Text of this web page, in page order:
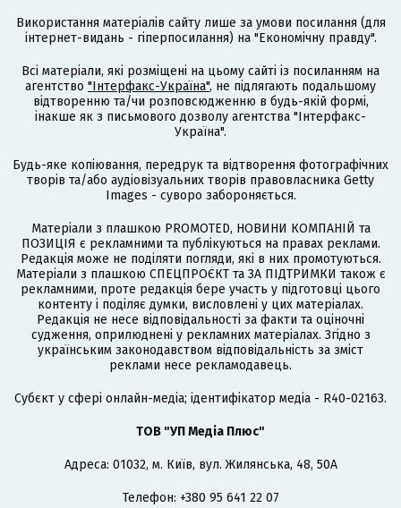
Використання матеріалів сайту лише за умови посилання (для
інтернет-видань - гіперпосилання) на "Економічну правду".
Всі матеріали, які розміщені на цьому сайті із посиланням на
агентство "Інтерфакс-Україна", не підлягають подальшому
відтворенню та/чи розповсюдженню в будь-якій формі,
інакше як з письмового дозволу агентства "Інтерфакс-
Україна".
Будь-яке копіювання, передрук та відтворення фотографічних
творів та/або аудіовізуальних творів правовласника Getty
Images - суворо забороняється.
Матеріали з плашкою PROMOTED, НОВИНИ КОМПАНІЙ та
ПОЗИЦІЯ є рекламними та публікуються на правах реклами.
Редакція може не поділяти погляди, які в них промотуються.
Матеріали з плашкою СПЕЦПРОЄКТ та ЗА ПІДТРИМКИ також є
рекламними, проте редакція бере участь у підготовці цього
контенту і поділяє думки, висловлені у цих матеріалах.
Редакція не несе відповідальності за факти та оціночні
судження, оприлюднені у рекламних матеріалах. Згідно з
українським законодавством відповідальність за зміст
реклами несе рекламодавець.
Cубєкт у сфері онлайн-медіа; ідентифікатор медіа - R40-02163.
ТОВ "УП Медіа Плюс"
Адреса: 01032, м. Київ, вул. Жилянська, 48, 50А
Телефон: +380 95 641 22 07